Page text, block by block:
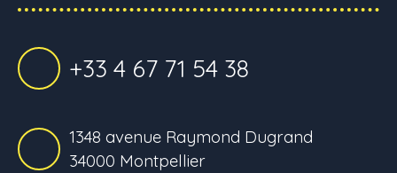
+33 4 67 71 54 38
1348 avenue Raymond Dugrand
34000 Montpellier